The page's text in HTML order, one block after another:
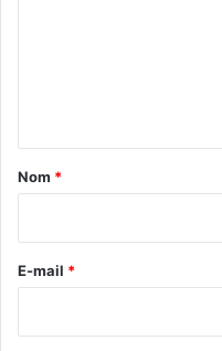
a
e
Nom *
E-mail *